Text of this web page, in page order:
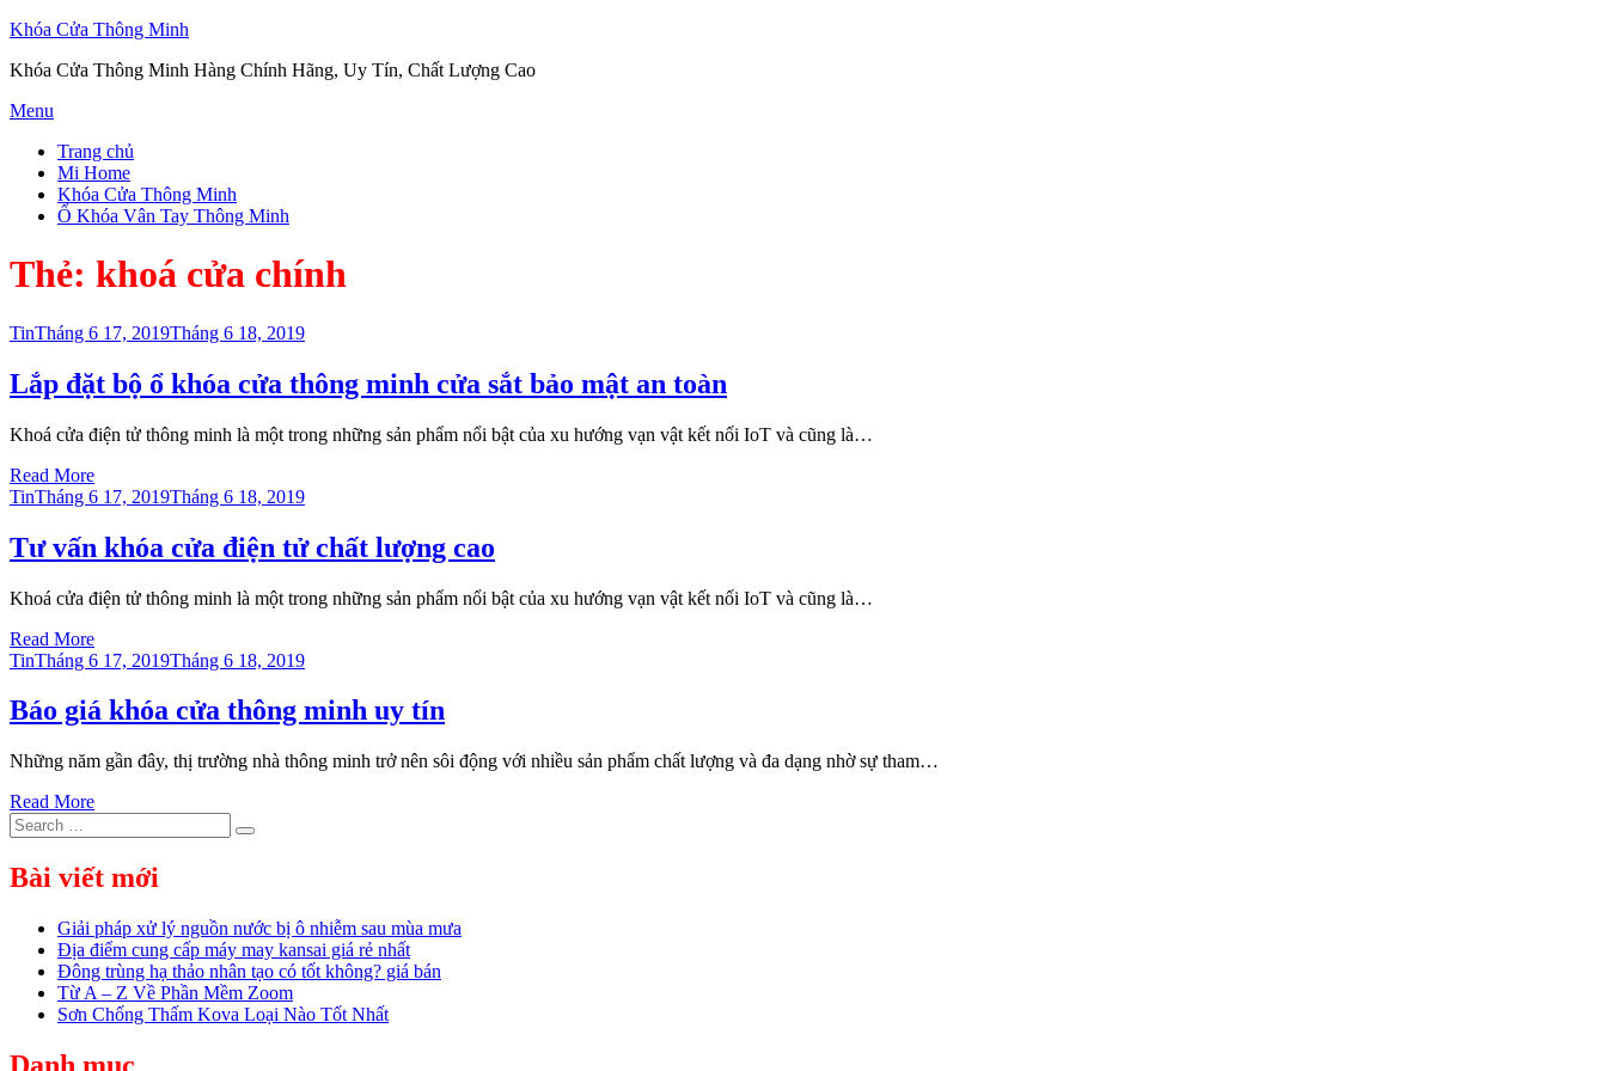
Khóa Cửa Thông Minh
Khóa Cửa Thông Minh Hàng Chính Hãng, Uy Tín, Chất Lượng Cao
Skip
content
Menu
Trang chủ
Mi Home
Khóa Cửa Thông Minh
Ổ Khóa Vân Tay Thông Minh
Thẻ: khoá cửa chính
TinPosted
Tháng 6 17, 2019Tháng 6 18, 2019
Lắp đặt bộ ổ khóa cửa thông minh cửa sắt bảo mật an toàn
Khoá cửa điện tử thông minh là một trong những sản phẩm nổi bật của xu hướng vạn vật kết nối IoT và cũng là…
Read More
TinPosted
Tháng 6 17, 2019Tháng 6 18, 2019
Tư vấn khóa cửa điện tử chất lượng cao
Khoá cửa điện tử thông minh là một trong những sản phẩm nổi bật của xu hướng vạn vật kết nối IoT và cũng là…
Read More
TinPosted
Tháng 6 17, 2019Tháng 6 18, 2019
Báo giá khóa cửa thông minh uy tín
Những năm gần đây, thị trường nhà thông minh trở nên sôi động với nhiều sản phẩm chất lượng và đa dạng nhờ sự tham…
Read More
Search
for:
Search
Bài viết mới
Giải pháp xử lý nguồn nước bị ô nhiễm sau mùa mưa
Địa điểm cung cấp máy may kansai giá rẻ nhất
Đông trùng hạ thảo nhân tạo có tốt không? giá bán
Từ A – Z Về Phần Mềm Zoom
Sơn Chống Thấm Kova Loại Nào Tốt Nhất